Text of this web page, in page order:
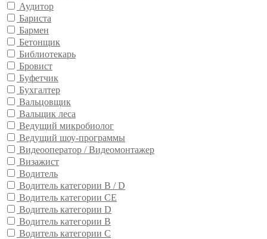
Аудитор
Бариста
Бармен
Бетонщик
Библиотекарь
Бровист
Буфетчик
Бухгалтер
Вальцовщик
Вальщик леса
Ведущий микробиолог
Ведущий шоу-программы
Видеооператор / Видеомонтажер
Визажист
Водитель
Водитель категории B / D
Водитель категории CE
Водитель категории D
Водитель категории В
Водитель категории С